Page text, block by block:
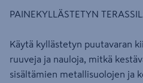
PAINEKYLLÄSTETYN
Käytä kyllästetyn puutavaran
ruuveja ja nauloja, mitkä
sisältämien metallisuolojen ja